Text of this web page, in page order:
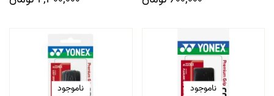
ناموجود ناموجود